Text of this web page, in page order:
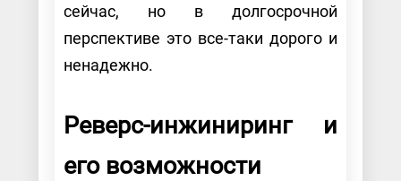
сейчас, но в долгосрочной
перспективе это все-таки дорого и
ненадежно.
Реверс-инжиниринг и
его возможности